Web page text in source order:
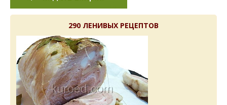
290 ЛЕНИВЫХ РЕЦЕПТОВ